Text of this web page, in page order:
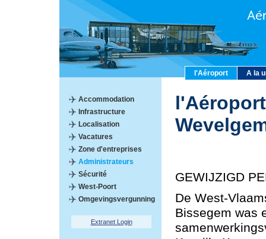
l'Aéroport A la
Accommodation
Infrastructure
Localisation
Vacatures
Zone d'entreprises
Administrateurs
Sécurité
West-Poort
Omgevingsvergunning
Extranet Login
GEWIJZIGD
De West-
Bissegem was